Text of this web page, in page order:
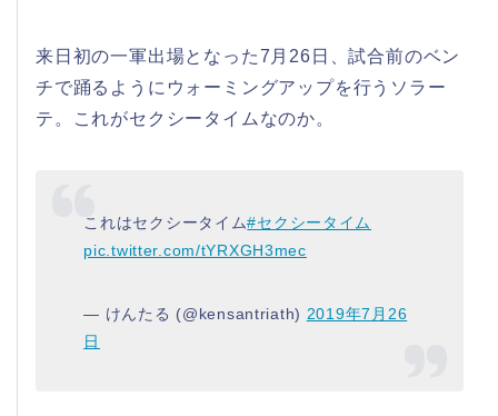
来日初の一軍出場となった7月26日、試合前のベン
チで踊るようにウォーミングアップを行うソラー
テ。これがセクシータイムなのか。
これはセクシータイム#セクシータイム
pic.twitter.com/tYRXGH3mec
— けんたる (@kensantriath) 2019年7月26
日